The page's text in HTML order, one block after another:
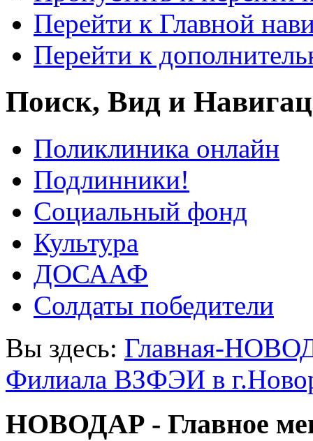
Перейти к Главной
Перейти к
Поиск, Вид и
Поликлиника онлайн
Подлинники!
Социальный фонд
Культура
ДОСААФ
Солдаты победители
Вы здесь: Главная-
Филиала ВЗФЭИ в
НОВОДАР - Главное